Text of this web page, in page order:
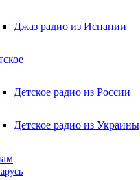
Джаз радио из Испании
Детское радио из России
Детское радио из Украины